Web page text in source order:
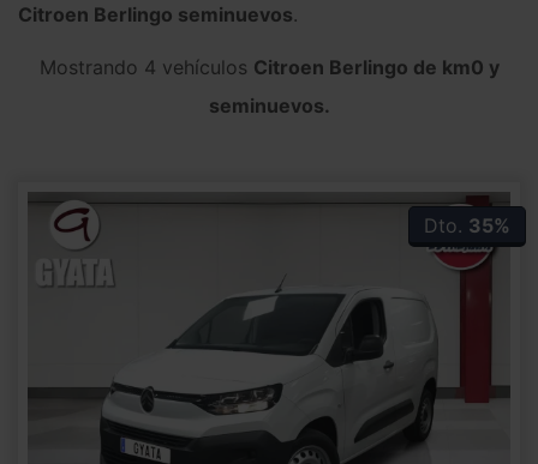
Citroen Berlingo seminuevos.
Mostrando 4 vehículos Citroen Berlingo de km0 y
seminuevos.
Dto. 35%